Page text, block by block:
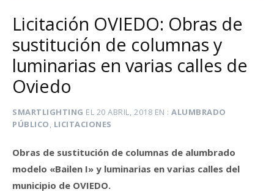
Licitación OVIEDO: Obras de
sustitución de columnas y
luminarias en varias calles de
Oviedo
SMARTLIGHTING EL 20 ABRIL, 2018 EN
ALUMBRADO
PÚBLICO, LICITACIONES
Obras de sustitución de columnas de alumbrado
modelo «Bailen I» y luminarias en varias calles del
municipio de OVIEDO.